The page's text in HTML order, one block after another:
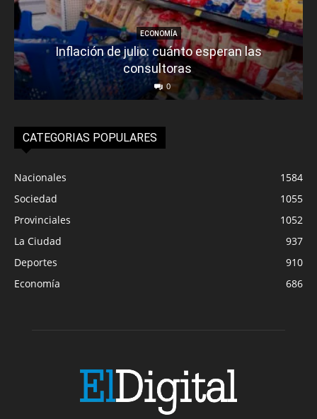
ECONOMÍA
Inflación de julio: cuánto esperan las
consultoras
0
CATEGORIAS POPULARES
Nacionales
1584
Sociedad
1055
Provinciales
1052
La Ciudad
937
Deportes
910
Economía
686